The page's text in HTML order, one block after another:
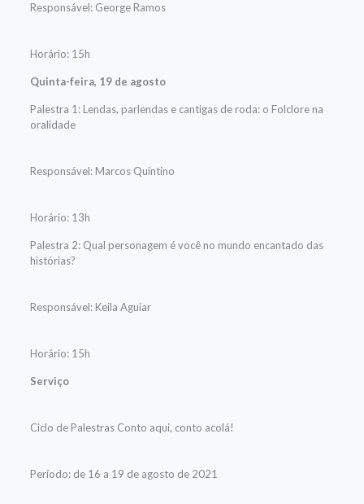
Responsável: George Ramos
Horário: 15h
Quinta-feira, 19 de agosto
Palestra 1: Lendas, parlendas e cantigas de roda: o Folclore na
oralidade
Responsável: Marcos Quintino
Horário: 13h
Palestra 2: Qual personagem é você no mundo encantado das
histórias?
Responsável: Keila Aguiar
Horário: 15h
Serviço
Ciclo de Palestras Conto aqui, conto acolá!
Período: de 16 a 19 de agosto de 2021